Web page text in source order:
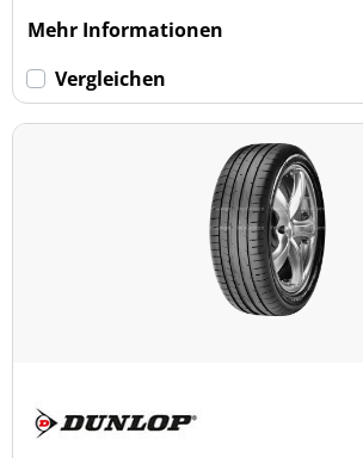
Mehr Informationen
Vergleichen